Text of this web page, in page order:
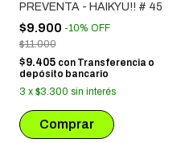
PREVENTA - HAIKYU!! # 45
$9.900 -10% OFF
$11.000
$9.405 con Transferencia o
depósito bancario
3 x $3.300 sin interés